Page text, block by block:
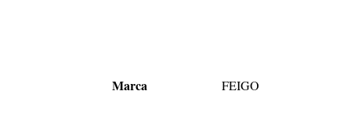
Marca FEIGO